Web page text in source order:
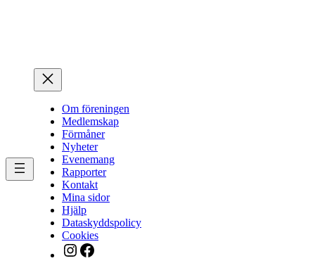
Om föreningen
Medlemskap
Förmåner
Nyheter
Evenemang
Rapporter
Kontakt
Mina sidor
Hjälp
Dataskyddspolicy
Cookies
Instagram
Facebook